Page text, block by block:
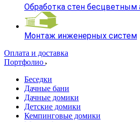
Обработка стен бесцветным
Монтаж инженерных систем
Оплата и доставка
Портфолио
Беседки
Дачные бани
Дачные домики
Детские домики
Кемпинговые домики